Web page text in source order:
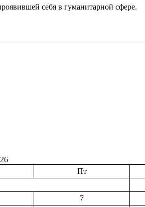
себя в гуманитарной сфере.
Пт
7